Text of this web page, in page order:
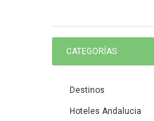
CATEGORÍAS
Destinos
Hoteles Andalucia